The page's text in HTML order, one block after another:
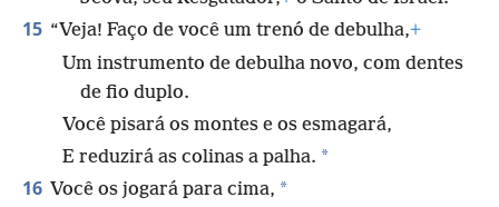
15 “Veja! Faço de você um trenó de debulha,+
Um instrumento de debulha novo, com dentes
de fio duplo.
Você pisará os montes e os esmagará,
E reduzirá as colinas a palha. *
16 Você os jogará para cima, *